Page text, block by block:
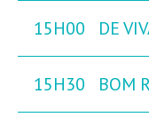
15H00 DE
15H30 BOM